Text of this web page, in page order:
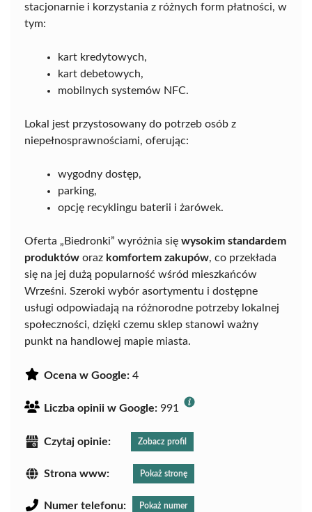
stacjonarnie i korzystania z różnych form płatności, w
tym:
kart kredytowych,
kart debetowych,
mobilnych systemów NFC.
Lokal jest przystosowany do potrzeb osób z
niepełnosprawnościami, oferując:
wygodny dostęp,
parking,
opcję recyklingu baterii i żarówek.
Oferta „Biedronki” wyróżnia się wysokim standardem
produktów oraz komfortem zakupów, co przekłada
się na jej dużą popularność wśród mieszkańców
Wrześni. Szeroki wybór asortymentu i dostępne
usługi odpowiadają na różnorodne potrzeby lokalnej
społeczności, dzięki czemu sklep stanowi ważny
punkt na handlowej mapie miasta.
Ocena w Google: 4
Liczba opinii w Google: 991
Czytaj opinie: Zobacz profil
Strona www: Pokaż stronę
Numer telefonu: Pokaż numer